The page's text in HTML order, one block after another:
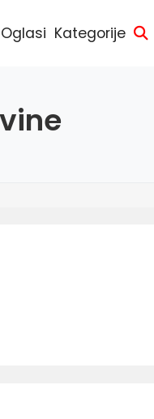
Kategorije